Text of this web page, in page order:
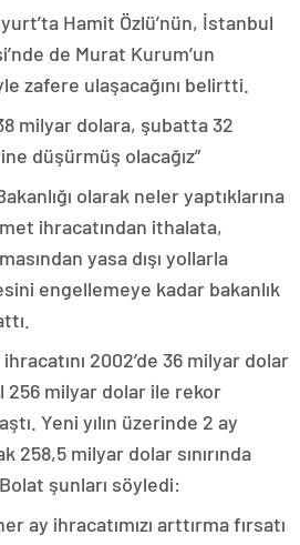
Hamit Özlü’nün, İstanbul
de Murat Kurum’un
zafere ulaşacağını belirtti.
milyar dolara, şubatta 32
düşürmüş olacağız”
olarak neler yaptıklarına
ihracatından ithalata,
yasa dışı yollarla
engellemeye kadar bakanlık
2002’de 36 milyar dolar
256 milyar dolar ile rekor
Yeni yılın üzerinde 2 ay
258,5 milyar dolar sınırında
şunları söyledi:
ay ihracatımızı arttırma fırsatı